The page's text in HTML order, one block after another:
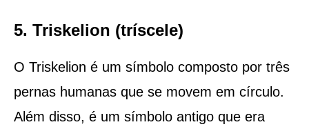
5. Triskelion (tríscele)
O Triskelion é um símbolo composto por três
pernas humanas que se movem em círculo.
Além disso, é um símbolo antigo que era